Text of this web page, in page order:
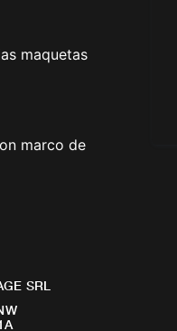
maquetas
marco de
SRL